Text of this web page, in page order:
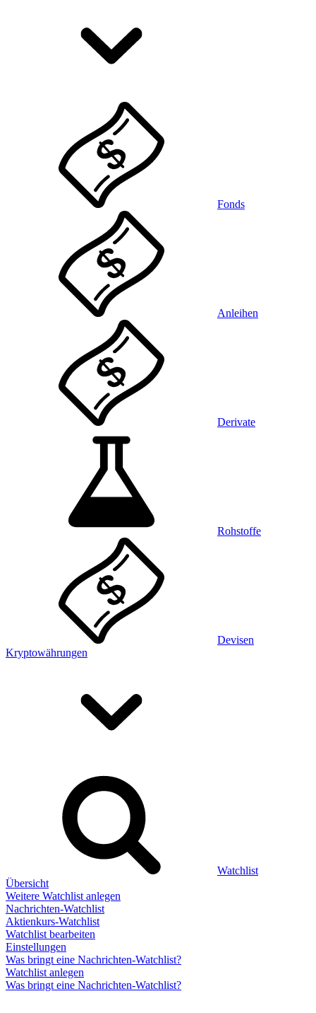
Fonds
Anleihen
Derivate
Rohstoffe
Devisen
Kryptowährungen
Watchlist
Übersicht
Weitere Watchlist anlegen
Nachrichten-Watchlist
Aktienkurs-Watchlist
Watchlist bearbeiten
Einstellungen
Was bringt eine Nachrichten-Watchlist?
Watchlist anlegen
Was bringt eine Nachrichten-Watchlist?